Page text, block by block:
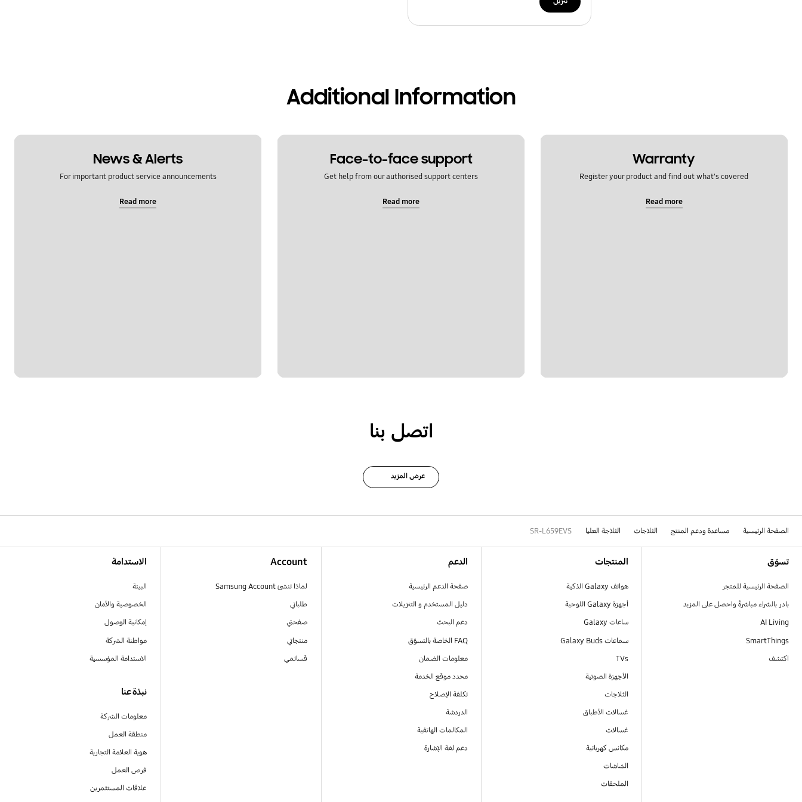
Additional Information
Warranty
Register your product and find out what's covered
Read more
Face-to-face support
Get help from our authorised support centers
Read more
News & Alerts
For important product service announcements
Read more
اتصل بنا
عرض المزيد
الصفحة الرئيسية مساعدة ودعم المنتج الثلاجات الثلاجة العليا SR-L659EVS
تسوّق
الصفحة الرئيسية للمتجر
بادر بالشراء مباشرةً واحصل على المزيد
AI Living
SmartThings
اكتشف
المنتجات
هواتف Galaxy الذكية
أجهزة Galaxy اللوحية
ساعات Galaxy
سماعات Galaxy Buds
TVs
الأجهزة الصوتية
الثلاجات
غسالات الأطباق
غسالات
مكانس كهربائية
الشاشات
الملحقات
الدعم
صفحة الدعم الرئيسية
دليل المستخدم و التنزيلات
دعم البحث
FAQ الخاصة بالتسوّق
معلومات الضمان
محدد موقع الخدمة
تكلفة الإصلاح
الدردشة
المكالمات الهاتفية
دعم لغة الإشارة
Account
لماذا تنشئ Samsung Account
طلباتي
صفحتي
منتجاتي
قسائمي
الاستدامة
البيئة
الخصوصية والأمان
إمكانية الوصول
مواطنة الشركة
الاستدامة المؤسسية
نبذة عنا
معلومات الشركة
منطقة العمل
هوية العلامة التجارية
فرص العمل
علاقات المستثمرين